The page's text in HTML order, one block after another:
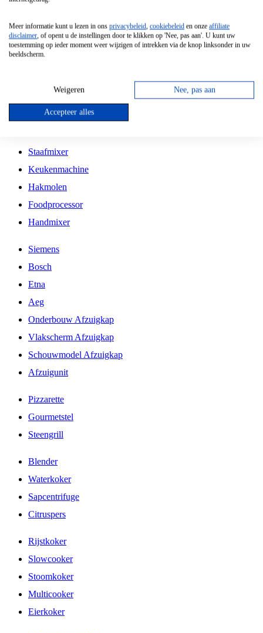
Vrijstaande Magnetron
Vrijstaande Kookplaat
Inbouw Gaskookplaat
Inbouw Keramische Kookplaat
Kookplaat Accessoires
Staafmixer
Keukenmachine
Hakmolen
Foodprocessor
Handmixer
Siemens
Bosch
Etna
Aeg
Onderbouw Afzuigkap
Vlakscherm Afzuigkap
Schouwmodel Afzuigkap
Afzuigunit
Pizzarette
Gourmetstel
Steengrill
Blender
Waterkoker
Sapcentrifuge
Citruspers
Rijstkoker
Slowcooker
Stoomkoker
Multicooker
Eierkoker
Meer informatie kunt u lezen in ons privacybeleid, cookiebeleid en onze affiliate
disclaimer, of opent u de instellingen door te klikken op 'Nee, pas aan'. U kunt uw
toestemming op ieder moment weer wijzigen of intrekken via de knop linksonder in uw
beeldscherm.
Weigeren Nee, pas aan
Accepteer alles